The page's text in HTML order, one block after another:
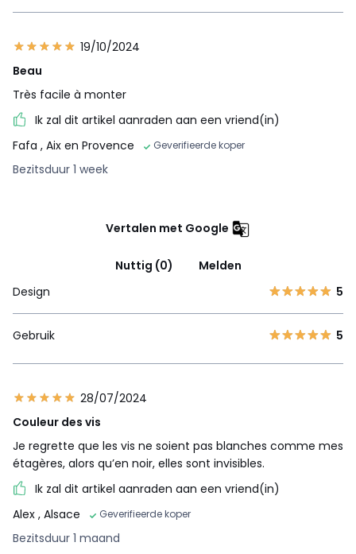
19/10/2024
Beau
Très facile à monter
Ik zal dit artikel aanraden aan een vriend(in)
Fafa , Aix en Provence Geverifieerde koper
Bezitsduur 1 week
Vertalen met Google
Nuttig (0)
Melden
Design
5
Gebruik 5
28/07/2024
Couleur des vis
Je regrette que les vis ne soient pas blanches comme mes
étagères, alors qu’en noir, elles sont invisibles.
Ik zal dit artikel aanraden aan een vriend(in)
Alex , Alsace Geverifieerde koper
Bezitsduur 1 maand